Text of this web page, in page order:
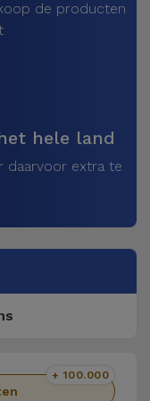
de producten
hele land
daarvoor extra te
+ 100.000